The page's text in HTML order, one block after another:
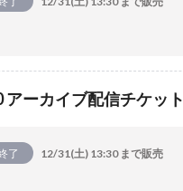
アーカイブ配信チケット
了 12/31(土) 13:30 まで販売